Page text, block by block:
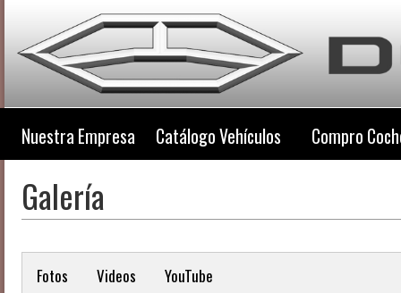
Nuestra Empresa Catálogo Vehículos Compro
Galería
Fotos Videos YouTube